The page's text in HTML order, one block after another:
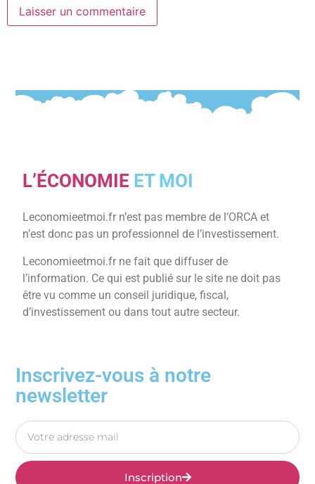
L’ÉCONOMIE ET MOI
Leconomieetmoi.fr n’est pas membre de l’ORCA et
n’est donc pas un professionnel de l’investissement.
Leconomieetmoi.fr ne fait que diffuser de
l’information. Ce qui est publié sur le site ne doit pas
être vu comme un conseil juridique, fiscal,
d’investissement ou dans tout autre secteur.
Inscrivez-vous à notre
newsletter
Inscription